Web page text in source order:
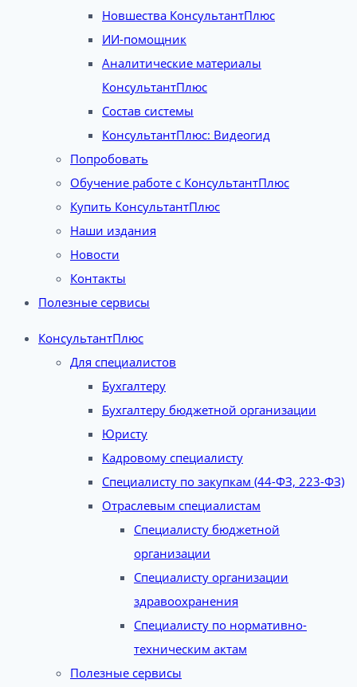
Новшества КонсультантПлюс
ИИ-помощник
Аналитические материалы
КонсультантПлюс
Состав системы
КонсультантПлюс: Видеогид
Попробовать
Обучение работе с КонсультантПлюс
Купить КонсультантПлюс
Наши издания
Новости
Контакты
Полезные сервисы
КонсультантПлюс
Для специалистов
Бухгалтеру
Бухгалтеру бюджетной организации
Юристу
Кадровому специалисту
Специалисту по закупкам (44-ФЗ, 223-ФЗ)
Отраслевым специалистам
Специалисту бюджетной
организации
Специалисту организации
здравоохранения
Специалисту по нормативно-
техническим актам
Полезные сервисы